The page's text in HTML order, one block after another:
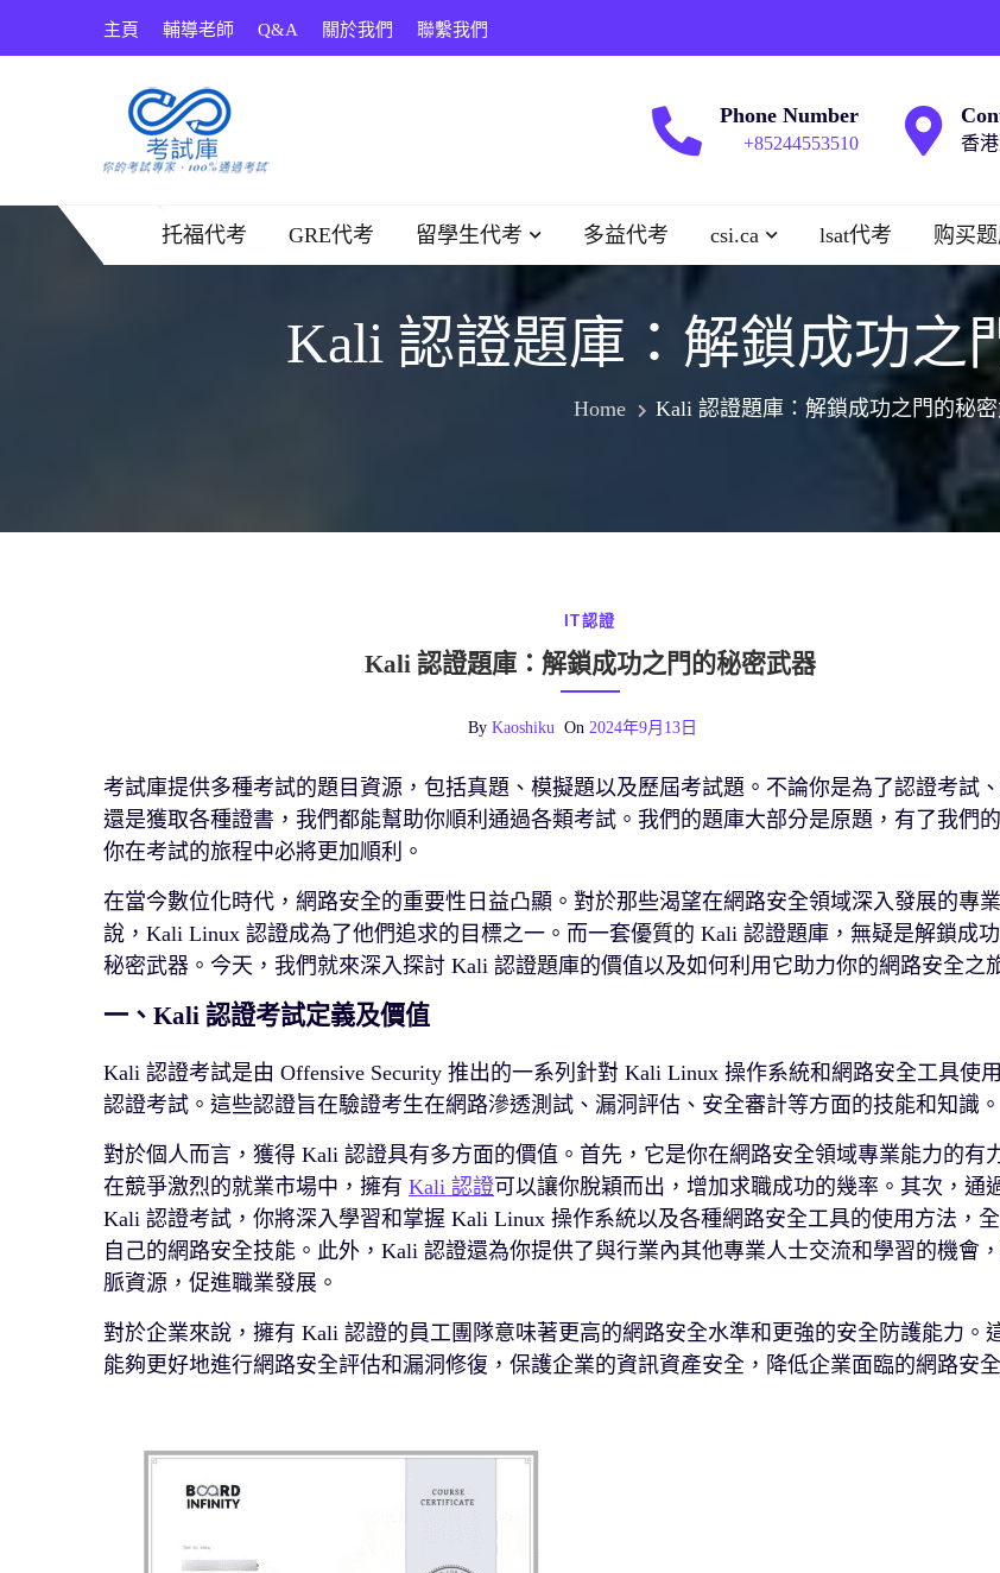
主頁 輔導老師 Q&A 關於我們 聯繫我們
Phone Number
+85244553510 香
托福代考 GRE代考 留學生代考 多益代考 csi.ca lsat代考 购买
Kali 認證題庫：解鎖成功之
Home Kali 認證題庫：解鎖成功之門的秘
IT認證
Kali 認證題庫：解鎖成功之門的秘密武器
By Kaoshiku On 2024年9月13日
考試庫提供多種考試的題目資源，包括真題、模擬題以及歷屆考試題。不論你是為了認證考試、
還是獲取各種證書，我們都能幫助你順利通過各類考試。我們的題庫大部分是原題，有了我們的
你在考試的旅程中必將更加順利。
在當今數位化時代，網路安全的重要性日益凸顯。對於那些渴望在網路安全領域深入發展的專
說，Kali Linux 認證成為了他們追求的目標之一。而一套優質的 Kali 認證題庫，無疑是解鎖成
秘密武器。今天，我們就來深入探討 Kali 認證題庫的價值以及如何利用它助力你的網路安全之
一、Kali 認證考試定義及價值
Kali 認證考試是由 Offensive Security 推出的一系列針對 Kali Linux 操作系統和網路安全工具使
認證考試。這些認證旨在驗證考生在網路滲透測試、漏洞評估、安全審計等方面的技能和知識。
對於個人而言，獲得 Kali 認證具有多方面的價值。首先，它是你在網路安全領域專業能力的有
在競爭激烈的就業市場中，擁有 Kali 認證可以讓你脫穎而出，增加求職成功的幾率。其次，通
Kali 認證考試，你將深入學習和掌握 Kali Linux 操作系統以及各種網路安全工具的使用方法，
自己的網路安全技能。此外，Kali 認證還為你提供了與行業內其他專業人士交流和學習的機會
脈資源，促進職業發展。
對於企業來說，擁有 Kali 認證的員工團隊意味著更高的網路安全水準和更強的安全防護能力。
能夠更好地進行網路安全評估和漏洞修復，保護企業的資訊資產安全，降低企業面臨的網路安全